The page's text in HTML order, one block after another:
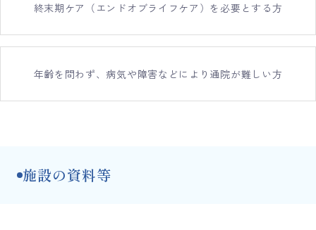
終末期ケア（エンドオブライフケア）を必要とする方
年齢を問わず、病気や障害などにより通院が難しい方
施設の資料等